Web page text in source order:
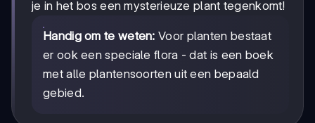
je in het bos een mysterieuze plant tegenkomt!
Handig om te weten: Voor planten bestaat
er ook een speciale flora - dat is een boek
met alle plantensoorten uit een bepaald
gebied.